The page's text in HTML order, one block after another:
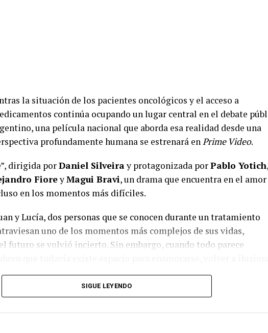
la situación de los pacientes oncológicos y el acceso a
continúa ocupando un lugar central en el debate
una película nacional que aborda esa realidad desde una
profundamente humana se estrenará enPrime Video.
dirigida porDaniel Silveiray protagonizada porPablo Yotich,
FioreyMagui Bravi, un drama que encuentra en el
en los momentos más difíciles.
y Lucía, dos personas que se conocen durante un tratamiento
uno de los momentos más complejos de sus vidas,
futuro se volvió incierto. Sin embargo, cuando todo parece
seguir adelante.
acompaña la historia de Cecilia, una terapeuta que intenta
la rodean mientras enfrenta sus propios conflictos, y
SIGUE LEYENDO